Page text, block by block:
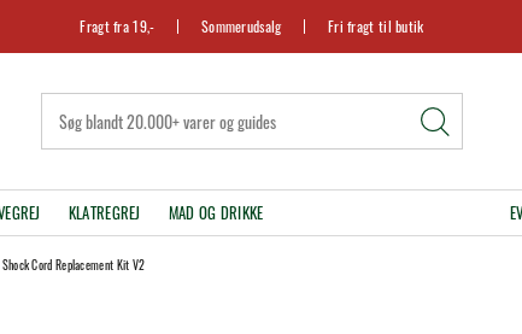
Fragt fra 19,- Sommerudsalg Fri fragt til butik
KLATREGREJ MAD OG DRIKKE
Cord Replacement Kit V2